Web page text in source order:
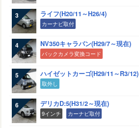
ライフ(H20/11～H26/4)
カーナビ取付
NV350キャラバン(H29/7～現在)
バックカメラ変換コード
ハイゼットカーゴ(H29/11～R3/12)
取外し
デリカD:5(H31/2～現在)
9インチ カーナビ取付